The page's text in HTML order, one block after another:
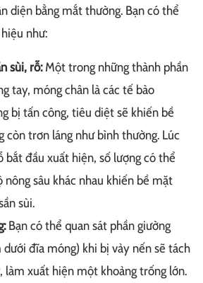
diện bằng mắt thường. Bạn có thể
như:
sùi, rỗ:Một trong những thành phần
tay, móng chân là các tế bào
bị tấn công, tiêu diệt sẽ khiến bề
còn trơn láng như bình thường. Lúc
bắt đầu xuất hiện, số lượng có thể
nông sâu khác nhau khiến bề mặt
sùi.
Bạn có thể quan sát phần giường
đĩa móng) khi bị vảy nến sẽ tách
làm xuất hiện một khoảng trống lớn.